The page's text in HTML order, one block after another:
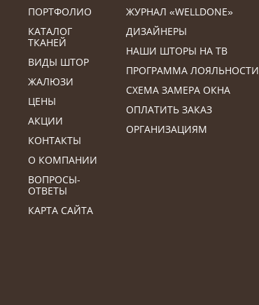
ПОРТФОЛИО
КАТАЛОГ
ТКАНЕЙ
ВИДЫ ШТОР
ЖАЛЮЗИ
ЦЕНЫ
АКЦИИ
КОНТАКТЫ
О КОМПАНИИ
ВОПРОСЫ-
ОТВЕТЫ
КАРТА САЙТА
ЖУРНАЛ «WELLDONE»
ДИЗАЙНЕРЫ
НАШИ ШТОРЫ НА ТВ
ПРОГРАММА ЛОЯЛЬНОСТИ
СХЕМА ЗАМЕРА ОКНА
ОПЛАТИТЬ ЗАКАЗ
ОРГАНИЗАЦИЯМ